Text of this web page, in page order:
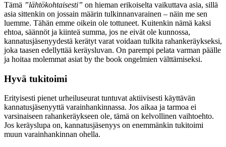
Tämä ”lähtökohtaisesti” on hieman erikoiselta vaikuttava asia, sillä
asia sittenkin on jossain määrin tulkinnanvarainen – näin me sen
luemme. Tähän emme oikein ole tottuneet. Kuitenkin nämä kaksi
ehtoa, säännöt ja kiinteä summa, jos ne eivät ole kunnossa,
kannatusjäsenyydestä kerätyt varat voidaan tulkita rahankeräykseksi,
joka taasen edellyttää keräysluvan. On parempi pelata varman päälle
ja hoitaa molemmat asiat by the book ongelmien välttämiseksi.
Hyvä tukitoimi
Erityisesti pienet urheiluseurat tuntuvat aktiivisesti käyttävän
kannatusjäsenyyttä varainhankinnassa. Jos aikaa ja tarmoa ei
varsinaiseen rahankeräykseen ole, tämä on kelvollinen vaihtoehto.
Jos keräyslupa on, kannatusjäsenyys on enemmänkin tukitoimi
muun varainhankinnan ohella.